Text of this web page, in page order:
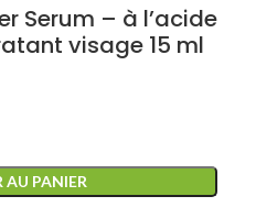
Serum – à l’acide
visage 15 ml
AU PANIER